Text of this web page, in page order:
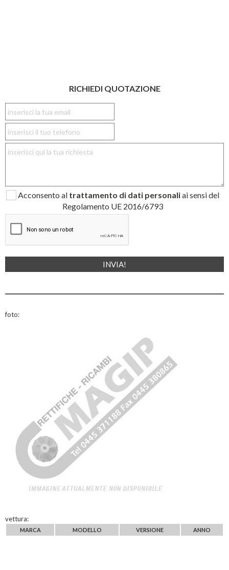
RICHIEDI QUOTAZIONE
Acconsento al trattamento di dati personaliai sensi del
Regolamento UE 2016/6793
foto:
vettura:
MARCA MODELLO VERSIONE ANNO